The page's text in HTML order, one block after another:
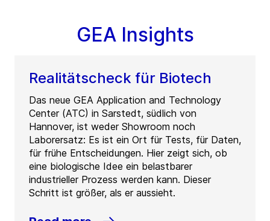
GEA Insights
Realitätscheck für Biotech
Das neue GEA Application and Technology
Center (ATC) in Sarstedt, südlich von
Hannover, ist weder Showroom noch
Laborersatz: Es ist ein Ort für Tests, für Daten,
für frühe Entscheidungen. Hier zeigt sich, ob
eine biologische Idee ein belastbarer
industrieller Prozess werden kann. Dieser
Schritt ist größer, als er aussieht.